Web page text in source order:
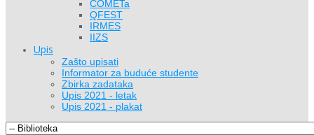
COMETa
QFEST
IRMES
IIZS
Upis
Zašto upisati
Informator za buduće studente
Zbirka zadataka
Upis 2021 - letak
Upis 2021 - plakat